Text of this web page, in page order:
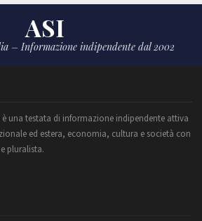
ASI
– Informazione indipendente dal 2002
è una testata di informazione indipendente attiva
ed estera, economia, cultura e società con
pluralista.